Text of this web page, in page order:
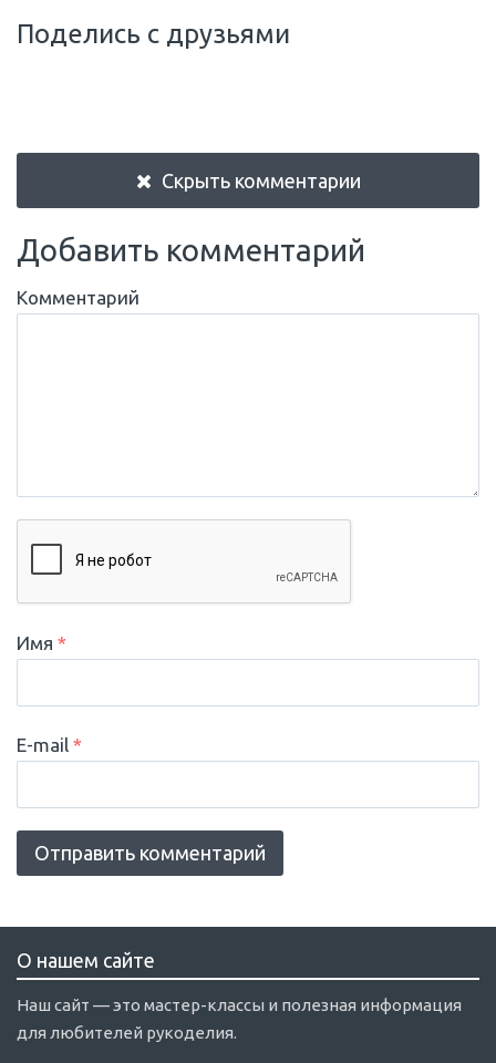
Поделись с друзьями
Скрыть комментарии
Добавить комментарий
Комментарий
Имя *
E-mail *
О нашем сайте
Наш сайт — это мастер-классы и полезная информация
для любителей рукоделия.